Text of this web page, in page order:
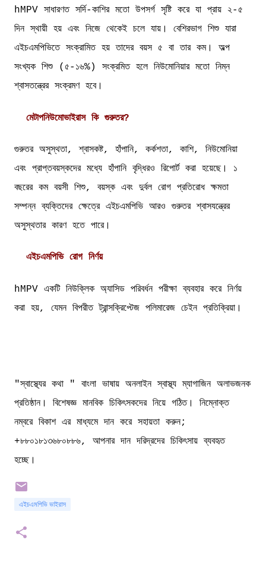
hMPV সাধারণত সর্দি-কাশির মতো উপসর্গ সৃষ্টি করে যা প্রায় ২-৫
দিন স্থায়ী হয় এবং নিজে থেকেই চলে যায়। বেশিরভাগ শিশু যারা
এইচএমপিভিতে সংক্রামিত হয় তাদের বয়স ৫ বা তার কম। অল্প
সংখ্যক শিশু (৫-১৬%) সংক্রমিত হলে নিউমোনিয়ার মতো নিম্ন
শ্বাসতন্ত্রের সংক্রমণ হবে।
মেটাপনিউমোভাইরাস কি গুরুতর?
গুরুতর অসুস্থতা, শ্বাসকষ্ট, হাঁপানি, কর্কশতা, কাশি, নিউমোনিয়া
এবং প্রাপ্তবয়স্কদের মধ্যে হাঁপানি বৃদ্ধিরও রিপোর্ট করা হয়েছে। ১
বছরের কম বয়সী শিশু, বয়স্ক এবং দুর্বল রোগ প্রতিরোধ ক্ষমতা
সম্পন্ন ব্যক্তিদের ক্ষেত্রে এইচএমপিভি আরও গুরুতর শ্বাসযন্ত্রের
অসুস্থতার কারণ হতে পারে।
এইচএমপিভি রোগ নির্ণয়
hMPV একটি নিউক্লিক অ্যাসিড পরিবর্ধন পরীক্ষা ব্যবহার করে নির্ণয়
করা হয়, যেমন বিপরীত ট্রান্সক্রিপ্টেজ পলিমারেজ চেইন প্রতিক্রিয়া।
"স্বাস্থ্যের কথা " বাংলা ভাষায় অনলাইন স্বাস্থ্য ম্যাগাজিন অলাভজনক
প্রতিষ্ঠান। বিশেষজ্ঞ মানবিক চিকিৎসকদের নিয়ে গঠিত। নিম্নোক্ত
নম্বরে বিকাশ এর মাধ্যমে দান করে সহায়তা করুন;
+৮৮০১৮১৩৬৮০৮৮৬, আপনার দান দরিদ্রদের চিকিৎসায় ব্যবহৃত
হচ্ছে।
এইচএমপিভি ভাইরাস